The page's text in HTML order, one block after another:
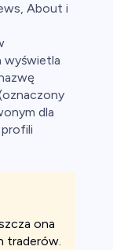
About i
wyświetla
dla
ona
traderów.